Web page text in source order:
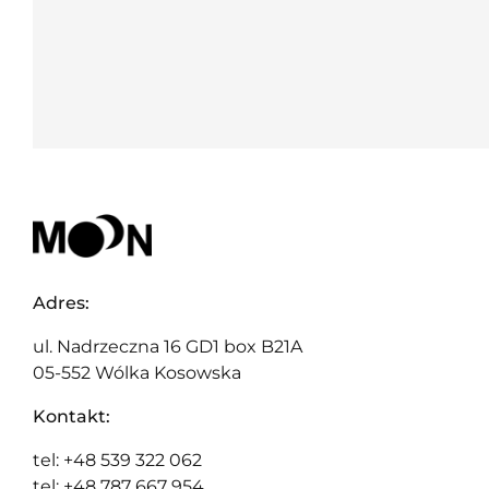
Adres:
ul. Nadrzeczna 16 GD1 box B21A
05-552 Wólka Kosowska
Kontakt:
tel: +48 539 322 062